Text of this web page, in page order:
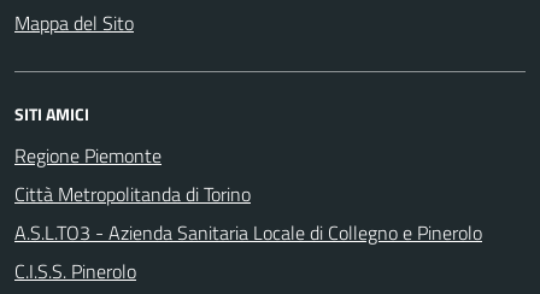
Mappa del Sito
SITI AMICI
Regione Piemonte
Città Metropolitanda di Torino
A.S.L.TO3 - Azienda Sanitaria Locale di Collegno e Pinerolo
C.I.S.S. Pinerolo